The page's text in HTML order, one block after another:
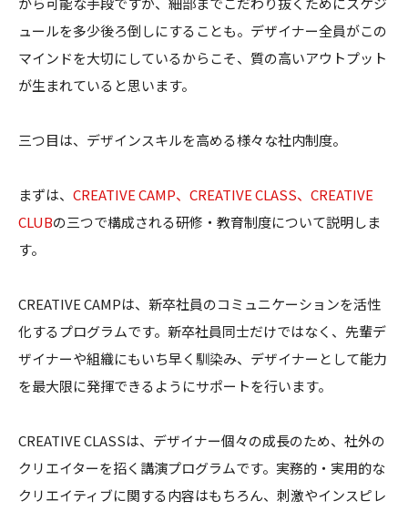
ュールを多少後ろ倒しにすることも。デザイナー全員がこの
マインドを大切にしているからこそ、質の高いアウトプット
が生まれていると思います。
三つ目は、デザインスキルを高める様々な社内制度。
まずは、 CREATIVE CAMP、CREATIVE CLASS、CREATIVE
CLUBの三つで構成される研修・教育制度について説明しま
す。
CREATIVE CAMPは、新卒社員のコミュニケーションを活性
化するプログラムです。新卒社員同士だけではなく、先輩デ
ザイナーや組織にもいち早く馴染み、デザイナーとして能力
を最大限に発揮できるようにサポートを行います。
CREATIVE CLASSは、デザイナー個々の成長のため、社外の
クリエイターを招く講演プログラムです。実務的・実用的な
クリエイティブに関する内容はもちろん、刺激やインスピレ